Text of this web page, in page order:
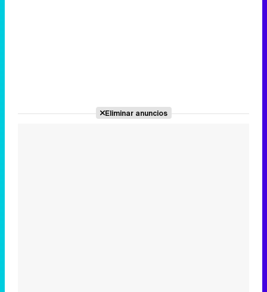
Eliminar anuncios